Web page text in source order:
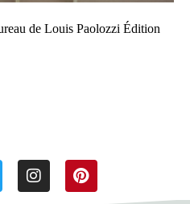
de Louis Paolozzi Édition